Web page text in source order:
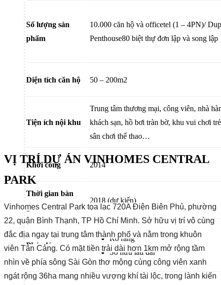
Số lượng sản
phẩm
10.000 căn hộ và officetel (1 – 4PN)/
Penthouse80 biệt thự đơn lập và song lập
Diện tích căn hộ 50 – 200m2
Tiện ích nội khu
Trung tâm thương mại, công viên, nhà
khách sạn, hồ bơi tràn bờ, khu vui chơi
sân chơi thể thao…
Khởi công 2014
Thời gian bàn
giao
2018 (dự kiến)
Pháp lý
Rõ ràng
Sở hữu lâu dài
VỊ TRÍ DỰ ÁN VINHOMES CENTRAL
PARK
Vinhomes Central Park tọa lạc 720A Điện Biên Phủ, phường
22, quận Bình Thạnh, TP Hồ Chí Minh. Sở hữu vị trí vô cùng
đắc địa ngay tại trung tâm thành phố và nằm trong khuôn
viên Tân Cảng. Có mặt tiền trải dài hơn 1km mở rộng tầm
nhìn về phía sông Sài Gòn thơ mộng cùng công viên xanh
ngát rộng 36ha mang nhiều vượng khí tài lộc, trong lành kiến